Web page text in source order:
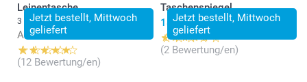
Jetzt bestellt, Mittwoch
geliefert
Leinentasche
3 Varianten
Ab 16.95
(12 Bewertung/en)
Jetzt bestellt, Mittwoch
geliefert
Taschenspiegel
18.95
(2 Bewertung/en)